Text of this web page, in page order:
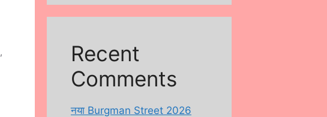
,
Recent
Comments
नया Burgman Street 2026